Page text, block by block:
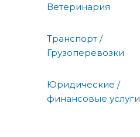
Ветеринария
Транспорт /
Грузоперевозки
Юридические /
финансовые услуги